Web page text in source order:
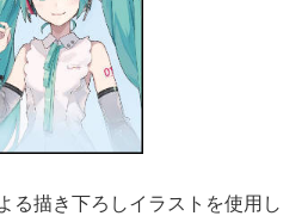
る描き下ろしイラストを使用し